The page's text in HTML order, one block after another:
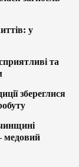
у
та
збереглися
медовий